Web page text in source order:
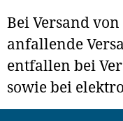
Bei Versand
anfallende
entfallen bei
sowie bei